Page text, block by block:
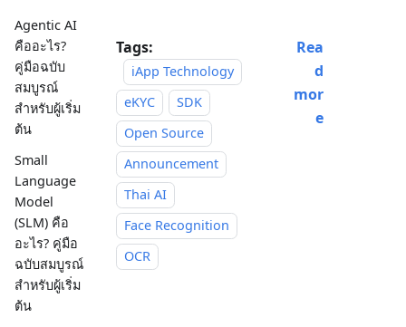
Agentic AI
คืออะไร?
คู่มือฉบับ
สมบูรณ์
สำหรับผู้เริ่ม
ต้น
Small
Language
Model
(SLM) คือ
อะไร? คู่มือ
ฉบับสมบูรณ์
สำหรับผู้เริ่ม
ต้น
Tags:
iApp Technology
eKYC
SDK
Open Source
Announcement
Thai AI
Face Recognition
OCR
Rea
d
mor
e